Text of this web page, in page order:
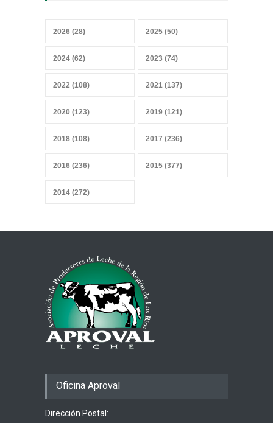
Convicciones gremiales
Sobrevivir a la IA, sensores y
Combustibles y producción
de alimentos
29 marzo 2026
2026 (28) 2025 (50)
2024 (62) 2023 (74)
2022 (108) 2021 (137)
2020 (123) 2019 (121)
2018 (108) 2017 (236)
2016 (236) 2015 (377)
2014 (272)
Oficina Aproval
Dirección Postal: